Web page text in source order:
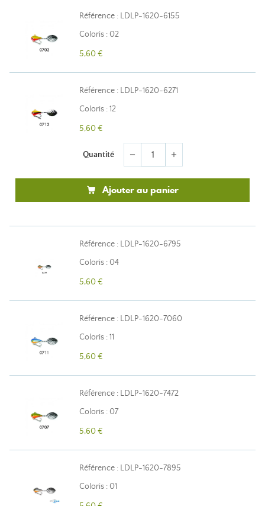
Référence : LDLP-1620-6155
Coloris : 02
5,60 €
Référence : LDLP-1620-6271
Coloris : 12
5,60 €
Quantité remove add
Ajouter au panier
Référence : LDLP-1620-6795
Coloris : 04
5,60 €
Référence : LDLP-1620-7060
Coloris : 11
5,60 €
Référence : LDLP-1620-7472
Coloris : 07
5,60 €
Référence : LDLP-1620-7895
Coloris : 01